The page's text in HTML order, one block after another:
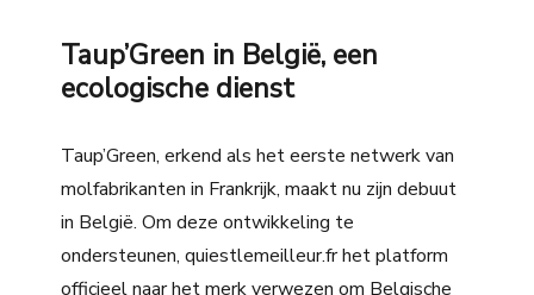
Taup’Green in België, een
ecologische dienst
Taup’Green, erkend als het eerste netwerk van
molfabrikanten in Frankrijk, maakt nu zijn debuut
in België. Om deze ontwikkeling te
ondersteunen, quiestlemeilleur.fr het platform
officieel naar het merk verwezen om Belgische